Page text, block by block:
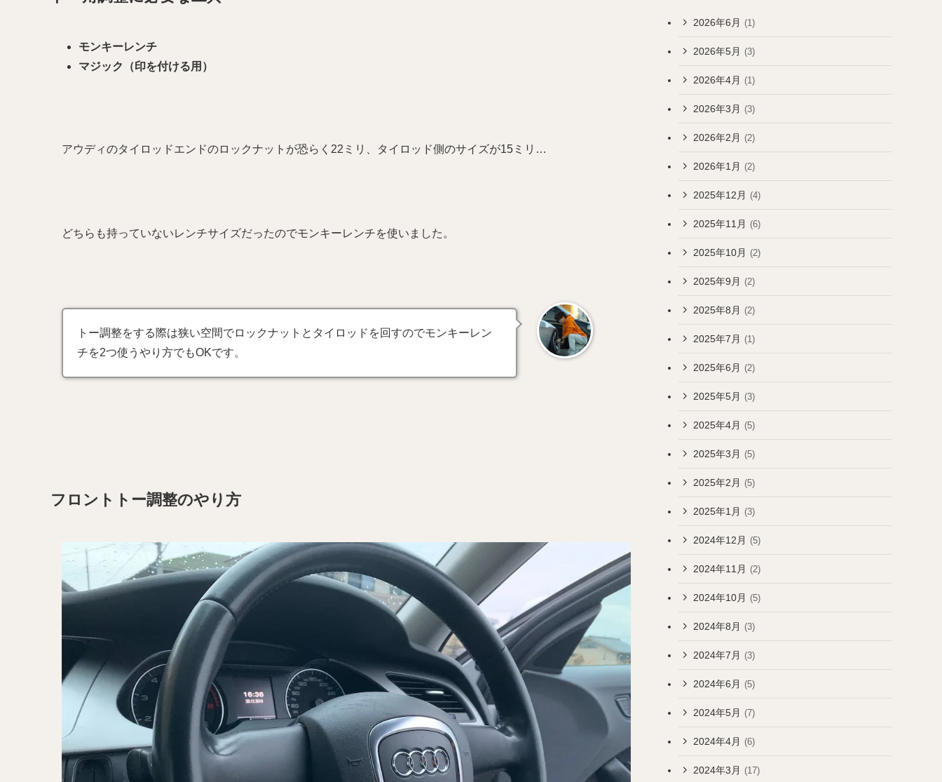
モンキーレンチ
マジック（印を付ける用）
アウディのタイロッドエンドのロックナットが恐らく22ミリ、タイロッド側のサイズが15ミリ…
どちらも持っていないレンチサイズだったのでモンキーレンチを使いました。
トー調整をする際は狭い空間でロックナットとタイロッドを回すのでモンキーレン
チを2つ使うやり方でもOKです。
フロントトー調整のやり方
2026年6月 (1)
2026年5月 (3)
2026年4月 (1)
2026年3月 (3)
2026年2月 (2)
2026年1月 (2)
2025年12月 (4)
2025年11月 (6)
2025年10月 (2)
2025年9月 (2)
2025年8月 (2)
2025年7月 (1)
2025年6月 (2)
2025年5月 (3)
2025年4月 (5)
2025年3月 (5)
2025年2月 (5)
2025年1月 (3)
2024年12月 (5)
2024年11月 (2)
2024年10月 (5)
2024年8月 (3)
2024年7月 (3)
2024年6月 (5)
2024年5月 (7)
2024年4月 (6)
2024年3月 (17)